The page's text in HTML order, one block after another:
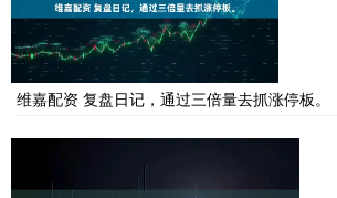
维嘉配资 复盘日记，通过三倍量去抓涨停板。